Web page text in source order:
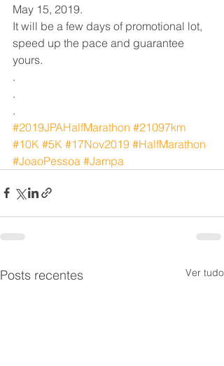
May 15, 2019.
It will be a few days of promotional lot,
speed up the pace and guarantee
yours.
.
.
.
#2019JPAHalfMarathon #21097km
#10K #5K #17Nov2019 #HalfMarathon
#JoaoPessoa #Jampa
Posts recentes Ver tudo